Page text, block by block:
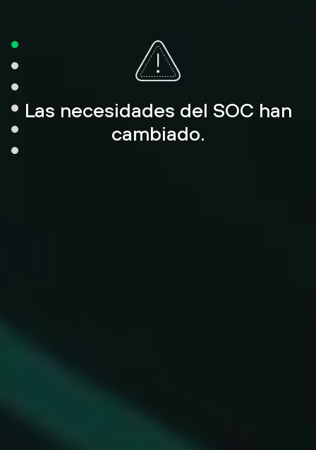
Las necesidades del SOC han
cambiado.